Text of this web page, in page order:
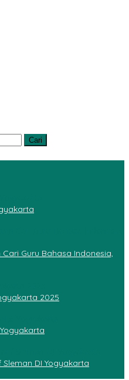
Cari Guru Bahasa Indonesia,
2025
Sleman DI Yogyakarta